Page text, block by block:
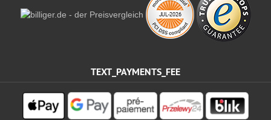
TEXT_PAYMENTS_FEE